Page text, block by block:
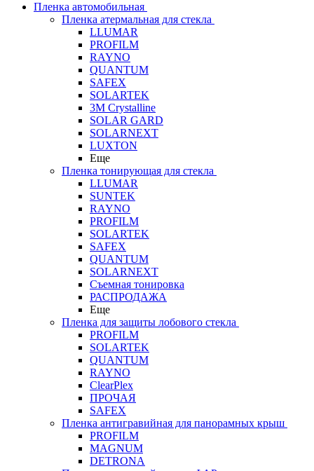
Пленка автомобильная
Пленка атермальная для стекла
LLUMAR
PROFILM
RAYNO
QUANTUM
SAFEX
SOLARTEK
3M Crystalline
SOLAR GARD
SOLARNEXT
LUXTON
Еще
Пленка тонирующая для стекла
LLUMAR
SUNTEK
RAYNO
PROFILM
SOLARTEK
SAFEX
QUANTUM
SOLARNEXT
Съемная тонировка
РАСПРОДАЖА
Еще
Пленка для защиты лобового стекла
PROFILM
SOLARTEK
QUANTUM
RAYNO
ClearPlex
ПРОЧАЯ
SAFEX
Пленка антигравийная для панорамных крыш
PROFILM
MAGNUM
DETRONA